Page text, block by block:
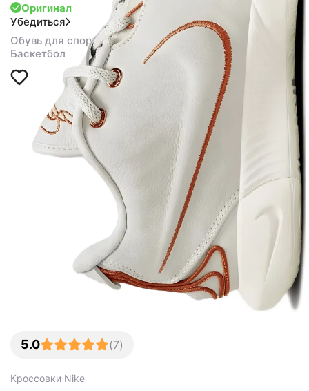
Оригинал
Убедиться
Обувь для спорта
Баскетбол
5.0 (7)
Кроссовки Nike